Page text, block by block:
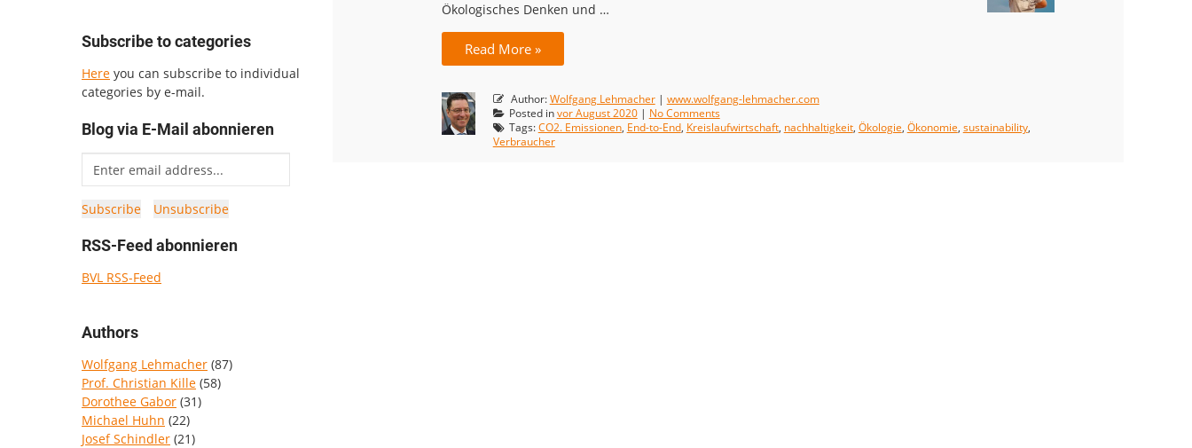
Subscribe to categories
Here you can subscribe to individual
categories by e-mail.
Blog via E-Mail abonnieren
RSS-Feed abonnieren
BVL RSS-Feed
Authors
Wolfgang Lehmacher (87)
Prof. Christian Kille (58)
Dorothee Gabor (31)
Michael Huhn (22)
Josef Schindler (21)
Ökologisches Denken und …
Read More »
Author:Wolfgang Lehmacher| www.wolfgang-lehmacher.com
Posted invor August 2020| No Comments
Tags:CO2. Emissionen, End-to-End, Kreislaufwirtschaft, nachhaltigkeit, Ökologie, Ökonomie, sustainability,
Verbraucher